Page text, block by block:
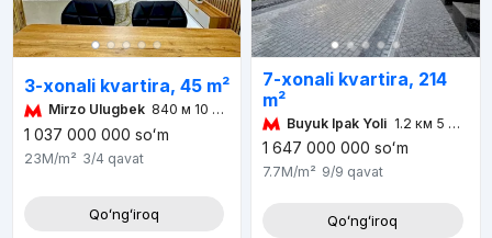
3-xonali kvartira, 45 m²
Mirzo Ulugbek 840 м 10 мин
1 037 000 000 soʻm
23M/m² 3/4 qavat
Qoʻngʻiroq
7-xonali kvartira, 214
m²
Buyuk Ipak Yoli 1.2 км 5 мин
1 647 000 000 soʻm
7.7M/m² 9/9 qavat
Qoʻngʻiroq